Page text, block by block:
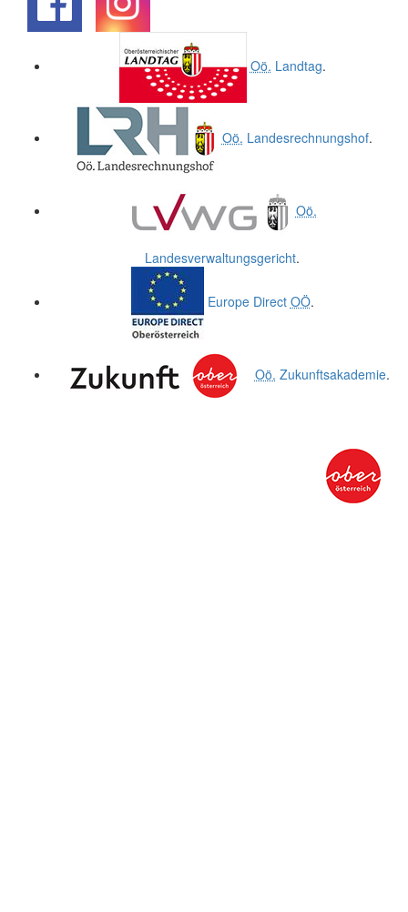
Oö. Landtag.
Oö. Landesrechnungshof.
Oö.
Landesverwaltungsgericht.
Europe Direct OÖ.
Oö. Zukunftsakademie.